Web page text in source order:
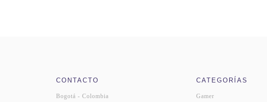
CONTACTO
Bogotá - Colombia
CATEGORÍAS
Gamer